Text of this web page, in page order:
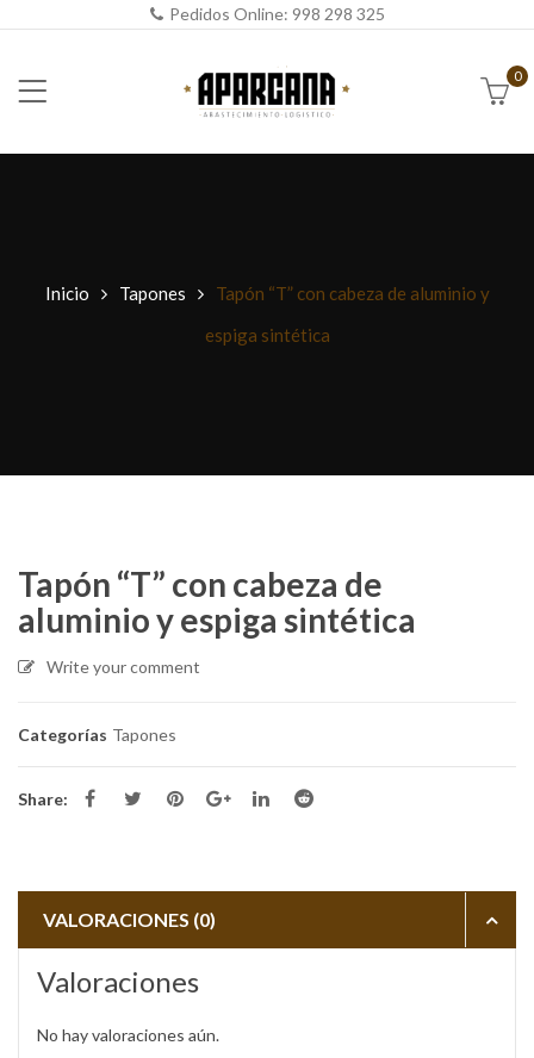
Pedidos Online: 998 298 325
0
Inicio Tapones
Tapón “T” con cabeza de aluminio y
espiga sintética
Tapón “T” con cabeza de
aluminio y espiga sintética
Write your comment
Categorías Tapones
Share:
VALORACIONES (0)
Valoraciones
No hay valoraciones aún.